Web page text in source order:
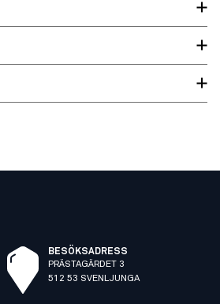
BESÖKSADRESS
PRÄSTAGÄRDET 3
512 53 SVENLJUNGA